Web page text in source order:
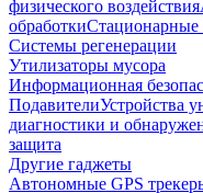
физического воздействия
обработки
Системы регенерации
Утилизаторы мусора
Информационная
ПодавителиУстройства
диагностики и
защита
Другие гаджеты
Автономные GPS